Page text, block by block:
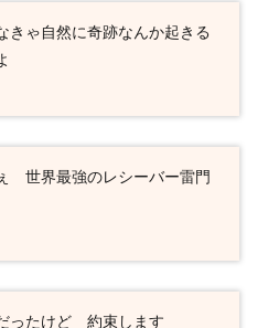
きゃ自然に奇跡なんか起きる
世界最強のレシーバー雷門
ったけど 約束します